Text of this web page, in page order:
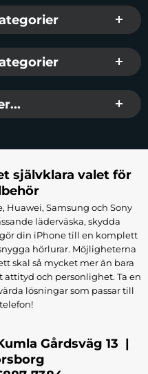
självklara valet för
Huawei, Samsung och Sony
läderväska, skydda
din iPhone till en komplett
hörlurar. Möjligheterna
skal så mycket mer än bara
attityd och personlighet. Ta en
lösningar som passar till
Gårdsväg 13 |